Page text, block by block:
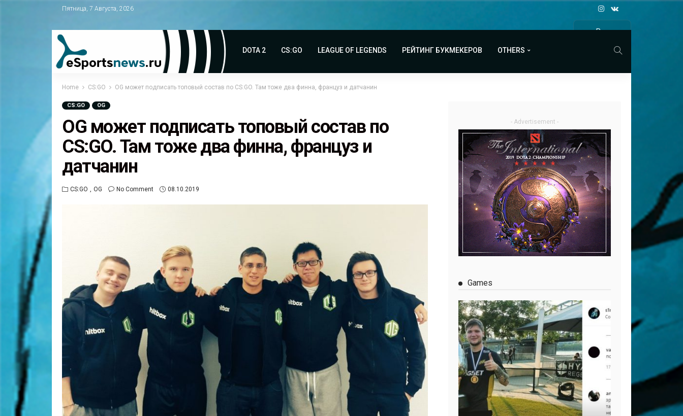
Пятница, 7 Августа, 2026
Все
DOTA 2 CS:GO LEAGUE OF LEGENDS РЕЙТИНГ БУКМЕКЕРОВ OTHERS
Home CS:GO OG может подписать топовый состав по CS:GO. Там тоже два финна, француз и датчанин
CS:GO OG
OG может подписать топовый состав по
CS:GO. Там тоже два финна, француз и
датчанин
CS:GO OG No Comment 08.10.2019
- Advertisement -
Games